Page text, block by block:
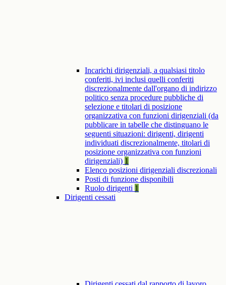
Incarichi dirigenziali, a qualsiasi titolo
conferiti, ivi inclusi quelli conferiti
discrezionalmente dall'organo di indirizzo
politico senza procedure pubbliche di
selezione e titolari di posizione
organizzativa con funzioni dirigenziali (da
pubblicare in tabelle che distinguano le
seguenti situazioni: dirigenti, dirigenti
individuati discrezionalmente, titolari di
posizione organizzativa con funzioni
dirigenziali) 1
Elenco posizioni dirigenziali discrezionali
Posti di funzione disponibili
Ruolo dirigenti 1
Dirigenti cessati